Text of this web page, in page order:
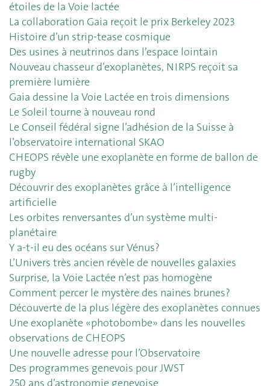
étoiles de la Voie lactée
La collaboration Gaia reçoit le prix Berkeley 2023
Histoire d’un strip-tease cosmique
Des usines à neutrinos dans l’espace lointain
Nouveau chasseur d’exoplanètes, NIRPS reçoit sa
première lumière
Gaia dessine la Voie Lactée en trois dimensions
Le Soleil tourne à nouveau rond
Le Conseil fédéral signe l’adhésion de la Suisse à
l’observatoire international SKAO
CHEOPS révèle une exoplanète en forme de ballon de
rugby
Découvrir des exoplanètes grâce à l’intelligence
artificielle
Les orbites renversantes d’un système multi-
planétaire
Y a-t-il eu des océans sur Vénus?
L’Univers très ancien révèle de nouvelles galaxies
Surprise, la Voie Lactée n’est pas homogène
Comment percer le mystère des naines brunes?
Découverte de la plus légère des exoplanètes connues
Une exoplanète «photobombe» dans les nouvelles
observations de CHEOPS
Une nouvelle adresse pour l’Observatoire
Des programmes genevois pour JWST
250 ans d’astronomie genevoise